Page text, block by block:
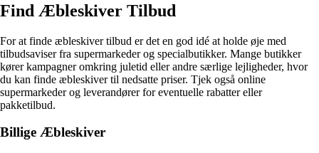
Find Æbleskiver Tilbud
For at finde æbleskiver tilbud er det en god idé at holde øje med
tilbudsaviser fra supermarkeder og specialbutikker. Mange butikker
kører kampagner omkring juletid eller andre særlige lejligheder, hvor
du kan finde æbleskiver til nedsatte priser. Tjek også online
supermarkeder og leverandører for eventuelle rabatter eller
pakketilbud.
Billige Æbleskiver